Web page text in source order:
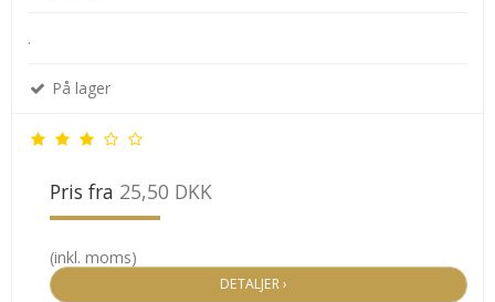
.
På lager
Pris fra 25,50 DKK
(inkl. moms)
DETALJER ›